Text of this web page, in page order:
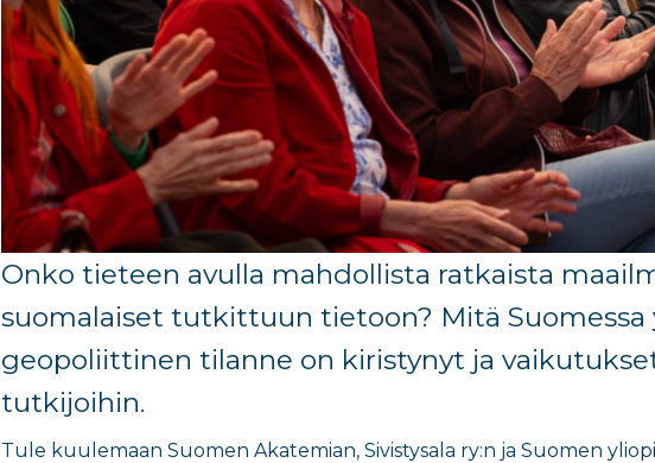
Onko tieteen avulla mahdollista ratkaista
suomalaiset tutkittuun tietoon? Mitä Suomessa
geopoliittinen tilanne on kiristynyt ja
tutkijoihin.
Tule kuulemaan Suomen Akatemian, Sivistysala ry:n ja Suomen